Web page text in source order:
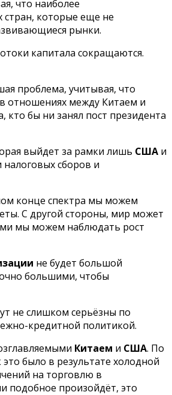
что наиболее
стран, которые еще не
рынки.
капитала сокращаются.
проблема, учитывая, что
отношениях между Китаем и
кто бы ни занял пост президента
выйдет за рамки лишь США и
сборов и
конце спектра мы можем
С другой стороны, мир может
мы можем наблюдать рост
не будет большой
большими, чтобы
не слишком серьёзны по
кредитной политикой.
Китаем и США. По
было в результате холодной
на торговлю в
подобное произойдёт, это